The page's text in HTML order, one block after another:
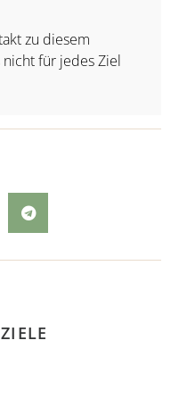
zu diesem
nicht für jedes Ziel